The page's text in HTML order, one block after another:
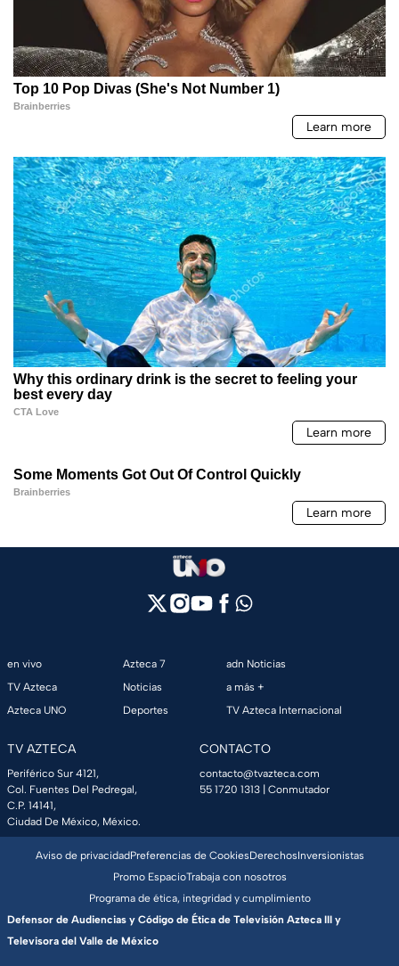
en vivo
TV Azteca
Azteca UNO
Azteca 7
Noticias
Deportes
adn Noticias
a más +
TV Azteca Internacional
TV AZTECA
Periférico Sur 4121,
Col. Fuentes Del Pedregal,
C.P. 14141,
Ciudad De México, México.
CONTACTO
contacto@tvazteca.com
55 1720 1313 | Conmutador
Aviso de privacidadPreferencias de CookiesDerechosInversionistas
Promo EspacioTrabaja con nosotros
Programa de ética, integridad y cumplimiento
Defensor de Audiencias y Código de Ética de Televisión Azteca III y
Televisora del Valle de México